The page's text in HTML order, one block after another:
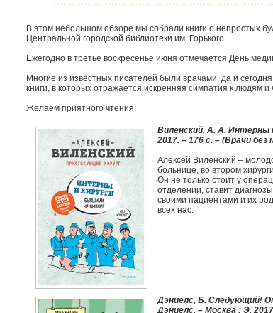
В этом небольшом обзоре мы собрали книги о непростых
Центральной городской библиотеки им. Горького.
Ежегодно в третье воскресенье июня отмечается День
Многие из известных писателей были врачами, да и
книги, в которых отражается искренняя симпатия к людям и
Желаем приятного чтения!
Виленский, А. А. Интерны
2017. – 176 с. – (Врачи
Алексей Виленский –
больнице, во втором
Он не только стоит у
отделении, ставит
своими пациентами и их
всех нас.
Дэниелс, Б. Следующий!
Дэниелс. – Москва : Э,